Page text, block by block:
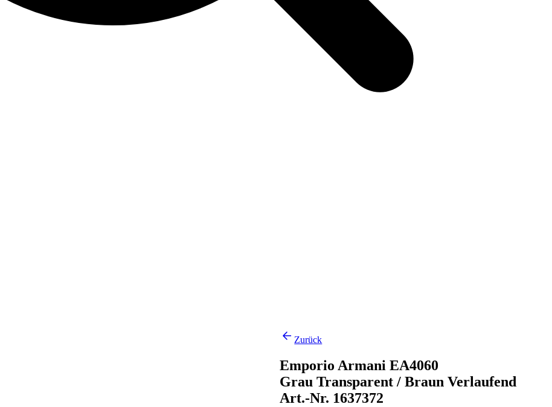
Zurück
Emporio Armani EA4060
Grau Transparent / Braun Verlaufend
Art.-Nr. 1637372